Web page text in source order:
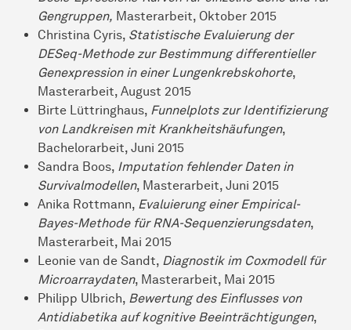
Gengruppen, Masterarbeit, Oktober 2015
Christina Cyris, Statistische Evaluierung der
DESeq-Methode zur Bestimmung differentieller
Genexpression in einer Lungenkrebskohorte,
Masterarbeit, August 2015
Birte Lüttringhaus, Funnelplots zur Identifizierung
von Landkreisen mit Krankheitshäufungen,
Bachelorarbeit, Juni 2015
Sandra Boos, Imputation fehlender Daten in
Survivalmodellen, Masterarbeit, Juni 2015
Anika Rottmann, Evaluierung einer Empirical-
Bayes-Methode für RNA-Sequenzierungsdaten,
Masterarbeit, Mai 2015
Leonie van de Sandt, Diagnostik im Coxmodell für
Microarraydaten, Masterarbeit, Mai 2015
Philipp Ulbrich, Bewertung des Einflusses von
Antidiabetika auf kognitive Beeinträchtigungen,